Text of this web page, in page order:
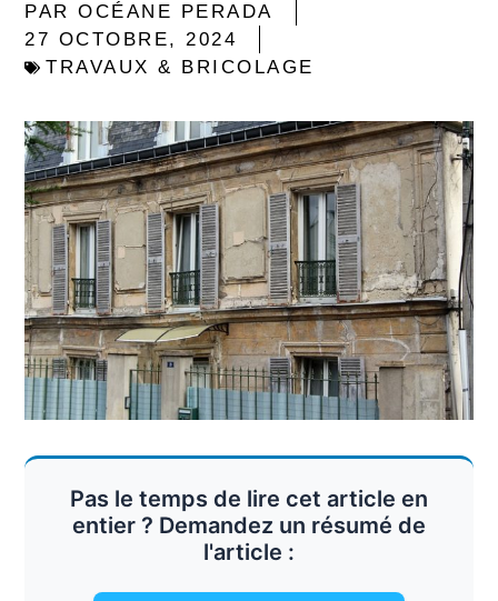
PAR OCÉANE PERADA
27 OCTOBRE, 2024
TRAVAUX & BRICOLAGE
Pas le temps de lire cet article en
entier ? Demandez un résumé de
l'article :